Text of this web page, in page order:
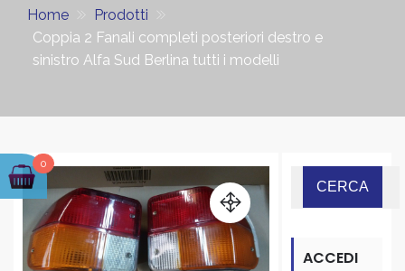
Home
Prodotti
Coppia 2 Fanali completi posteriori destro e
sinistro Alfa Sud Berlina tutti i modelli
ACCEDI
0